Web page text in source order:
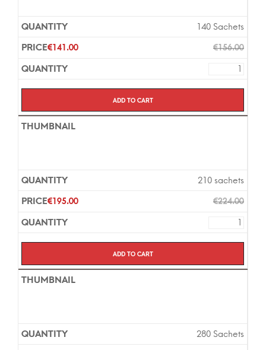
140 Sachets
€156.00
€141.00
Add to cart
210 sachets
€224.00
€195.00
Add to cart
280 Sachets